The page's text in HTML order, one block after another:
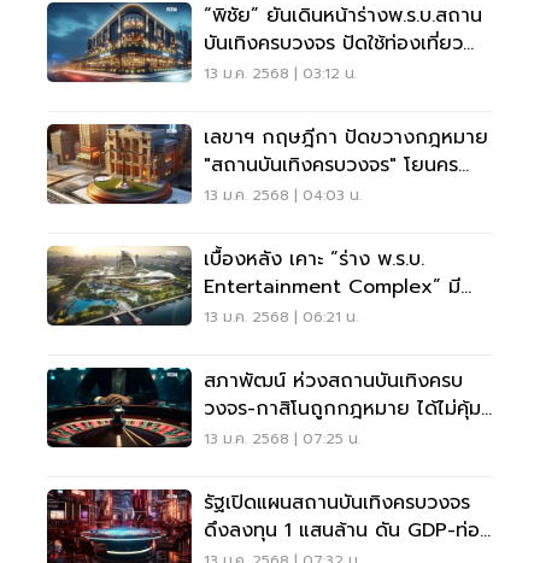
“พิชัย” ยันเดินหน้าร่างพ.ร.บ.สถาน
บันเทิงครบวงจร ปัดใช้ท่องเที่ยว
บังหน้า
13 ม.ค. 2568 | 03:12 น.
เลขาฯ กฤษฎีกา ปัดขวางกฎหมาย
"สถานบันเทิงครบวงจร" โยนคร
ม.ตัดสินใจ
13 ม.ค. 2568 | 04:03 น.
เบื้องหลัง เคาะ “ร่าง พ.ร.บ.
Entertainment Complex” มี
สัดส่วนกาสิโน 10%
13 ม.ค. 2568 | 06:21 น.
สภาพัฒน์ ห่วงสถานบันเทิงครบ
วงจร-กาสิโนถูกกฎหมาย ได้ไม่คุ้ม
เสีย
13 ม.ค. 2568 | 07:25 น.
รัฐเปิดแผนสถานบันเทิงครบวงจร
ดึงลงทุน 1 แสนล้าน ดัน GDP-ท่อง